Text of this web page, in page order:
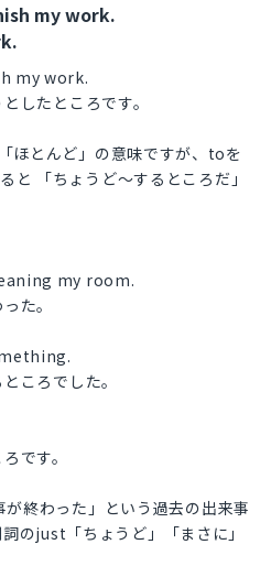
my work.
my work.
したところです。
ほとんど」の意味ですが、toを
「ちょうど〜するところだ」
my room.
た。
ころでした。
です。
終わった」という過去の出来事
のjust「ちょうど」「まさに」